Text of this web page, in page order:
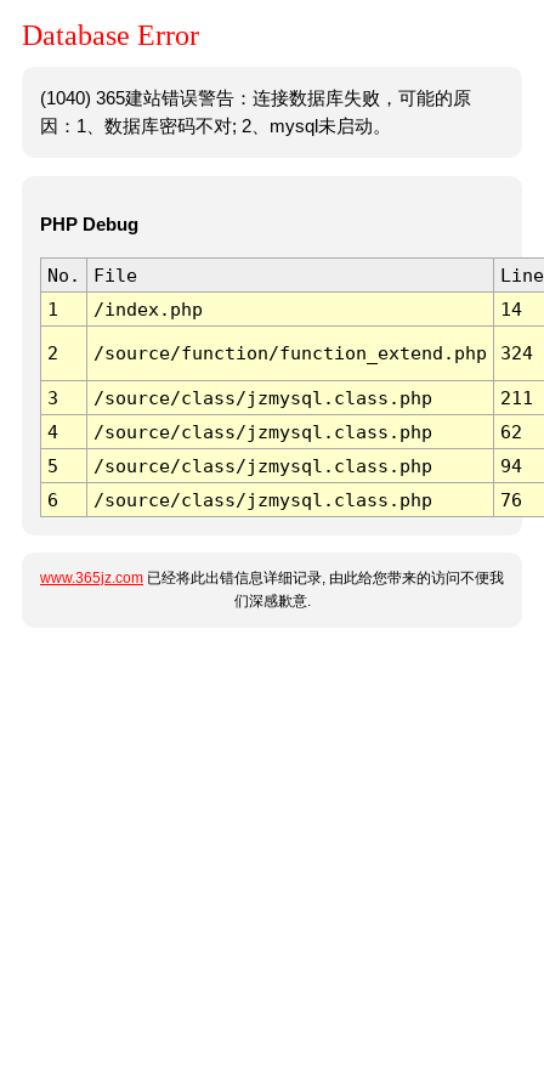
Database Error
(1040) 365建站错误警告：连接数据库失败，可能的原
因：1、数据库密码不对; 2、mysql未启动。
PHP Debug
No. File
Line
1
/index.php 14
2 /source/function/function_extend.php 324
3 /source/class/jzmysql.class.php
211
4
/source/class/jzmysql.class.php
62
5
/source/class/jzmysql.class.php
94
6
/source/class/jzmysql.class.php 76
www.365jz.com 已经将此出错信息详细记录, 由此给您带来的访问不便我
们深感歉意.